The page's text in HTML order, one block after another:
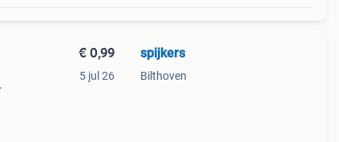
€ 0,99
5 jul 26
spijkers
Bilthoven